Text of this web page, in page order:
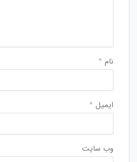
نام *
ایمیل *
وب‌ سایت